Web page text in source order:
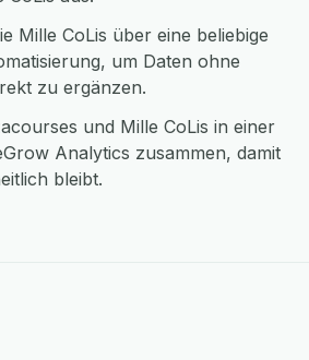
Mille CoLis über eine beliebige
um Daten ohne
zu ergänzen.
und Mille CoLis in einer
Analytics zusammen, damit
bleibt.